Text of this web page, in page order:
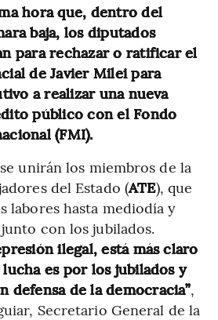
hora que, dentro del
baja, los diputados
para rechazar o ratificar el
de Javier Milei para
a realizar una nueva
público con el Fondo
(FMI).
unirán los miembros de la
del Estado (ATE), que
labores hasta mediodía y
con los jubilados.
ilegal, está más claro
es por los jubilados y
defensa de la democracia”,
Secretario General de la